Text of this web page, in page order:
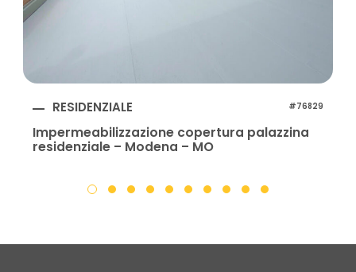
RESIDENZIALE #76829
Impermeabilizzazione copertura palazzina
residenziale – Modena – MO